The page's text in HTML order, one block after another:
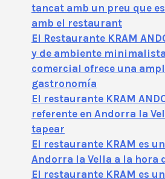
tancat amb un preu que
amb el restaurant
El Restaurante KRAM
y de ambiente
comercial ofrece una
gastronomía
El restaurante KRAM
referente en Andorra la
tapear
El restaurante KRAM es
Andorra la Vella a la hora
El restaurante KRAM es